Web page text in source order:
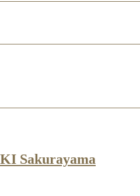
Sakurayama